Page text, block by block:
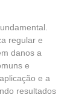
regular e
danos a
e
e a
resultados